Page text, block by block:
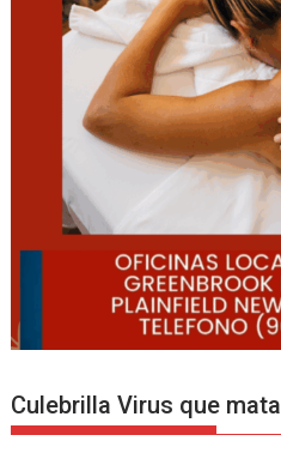
Culebrilla Virus que mata